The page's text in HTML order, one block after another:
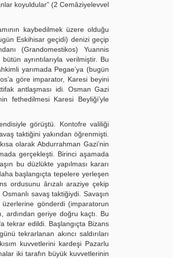
koyuldular” (2 Cemâziyelevvel
kaybedilmek üzere olduğu
Eskihisar geçidi) denizi geçip
(Grandomestikos) Yuannis
ayrıntılarıyla verilmiştir. Bu
yarımada Pegae’ya (bugün
göre imparator, Karesi beyini
antlaşması idi. Osman Gazi
fethedilmesi Karesi Beyliği’yle
görüştü. Kontofre valiliği
taktiğini yakından öğrenmişti.
olarak Abdurrahman Gazi’nin
gerçekleşti. Birinci aşamada
bu düzlükte yapılması kararı
başlangıçta tepelere yerleşen
ordusunu ârızalı araziye çekip
savaş taktiğiydi. Savaşın
gönderdi (imparatorun
ardından geriye doğru kaçtı. Bu
tekrar edildi. Başlangıçta Bizans
tekrarlanan akıncı saldırıları
kuvvetlerini kardeşi Pazarlu
iki tarafın büyük kuvvetlerinin